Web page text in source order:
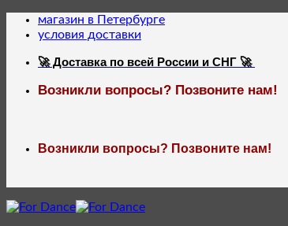
Skip
магазин в Петербурге
условия доставки
🚀 Доставка по всей России и СНГ 🚀
Возникли вопросы? Позвоните нам!
Возникли вопросы? Позвоните нам!